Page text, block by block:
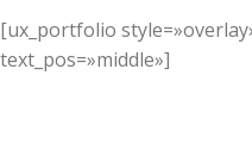
[ux_portfolio
text_pos=»middle»]